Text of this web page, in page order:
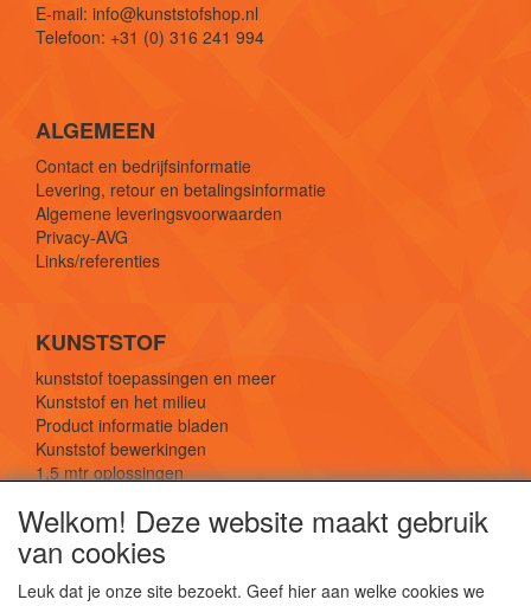
E-mail: info@kunststofshop.nl
Telefoon: +31 (0) 316 241 994
ALGEMEEN
Contact en bedrijfsinformatie
Levering, retour en betalingsinformatie
Algemene leveringsvoorwaarden
Privacy-AVG
Links/referenties
KUNSTSTOF
kunststof toepassingen en meer
Kunststof en het milieu
Product informatie bladen
Kunststof bewerkingen
1,5 mtr oplossingen
SOCIALE MEDIA
Welkom! Deze website maakt gebruik
van cookies
Leuk dat je onze site bezoekt. Geef hier aan welke cookies we